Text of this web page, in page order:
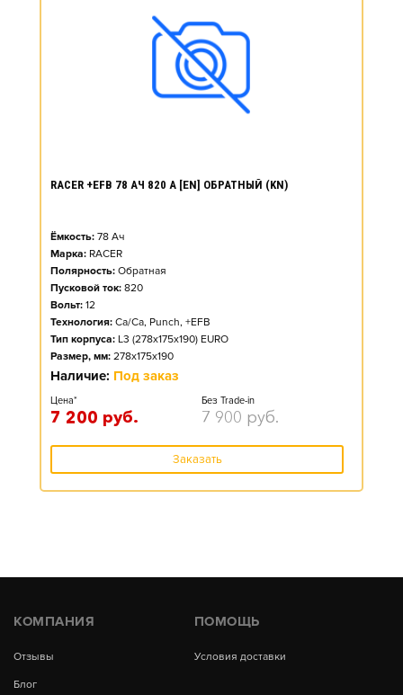
RACER +EFB 78 АЧ 820 А [EN] ОБРАТНЫЙ (KN)
Ёмкость: 78 Ач
Марка: RACER
Полярность: Обратная
Пусковой ток: 820
Вольт: 12
Технология: Ca/Ca, Punch, +EFB
Тип корпуса: L3 (278x175x190) EURO
Размер, мм: 278x175x190
Наличие: Под заказ
Цена*
7 200 руб.
Без Trade-in
7 900 руб.
Заказать
КОМПАНИЯ
Отзывы
Блог
ПОМОЩЬ
Условия доставки